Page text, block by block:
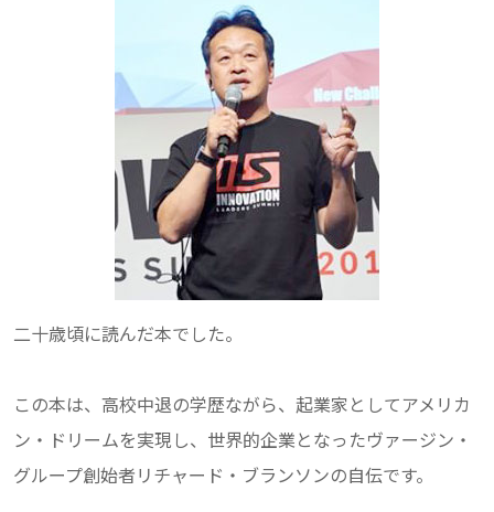
二十歳頃に読んだ本でした。
この本は、高校中退の学歴ながら、起業家としてアメリカ
ン・ドリームを実現し、世界的企業となったヴァージン・
グループ創始者リチャード・ブランソンの自伝です。